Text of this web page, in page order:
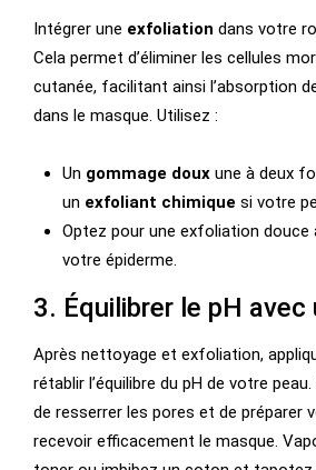
Intégrer une exfoliation dans votre
Cela permet d’éliminer les cellules
cutanée, facilitant ainsi l’absorption
dans le masque. Utilisez :
Un gommage doux une à deux
un exfoliant chimique si votre
Optez pour une exfoliation douce
votre épiderme.
3. Équilibrer le pH avec
Après nettoyage et exfoliation,
rétablir l’équilibre du pH de votre
de resserrer les pores et de préparer
recevoir efficacement le masque.